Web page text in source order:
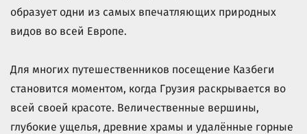
образует одни из самых впечатляющих природных
видов во всей Европе.
Для многих путешественников посещение Казбеги
становится моментом, когда Грузия раскрывается во
всей своей красоте. Величественные вершины,
глубокие ущелья, древние храмы и удалённые горные